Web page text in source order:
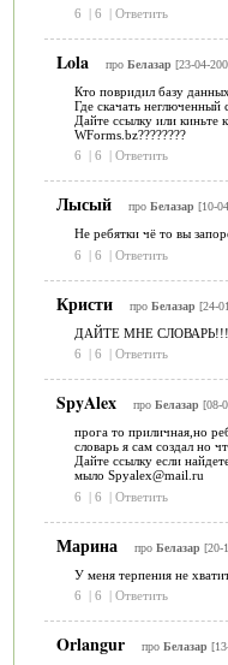
6
| 6 | Ответить
Lola про Белазар [23-04-
Кто повридил базу данных
Где скачать неглюченный
Дайте ссылку или
WForms.bz????????
6
| 6 | Ответить
Лысый про Белазар [10-
Не ребятки чё то вы
6
| 6 | Ответить
Кристи про Белазар [24-
ДАЙТЕ МНЕ
6
| 6 | Ответить
SpyAlex про Белазар [08-
прога то приличная,но
словарь я сам создал но
Дайте ссылку если
мыло Spyalex@mail.ru
6
| 6 | Ответить
Марина про Белазар [20-
У меня терпения не
6
| 6 | Ответить
Orlangur про Белазар